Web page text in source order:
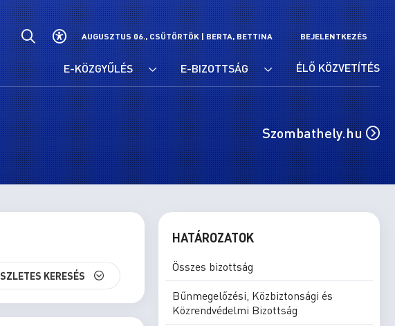
AUGUSZTUS 06., CSÜTÖRTÖK |BERTA, BETTINA BEJELENTKEZÉS
E-KÖZGYŰLÉS E-BIZOTTSÁG ÉLŐ KÖZVETÍTÉS
Szombathely.hu
KERESÉS
HATÁROZATOK
Összes bizottság
Bűnmegelőzési, Közbiztonsági és
Közrendvédelmi Bizottság